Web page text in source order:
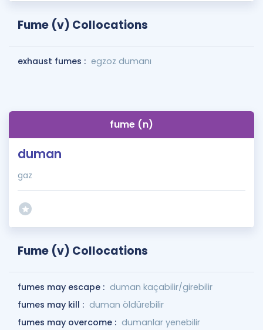
Fume (v) Collocations
exhaust fumes : egzoz dumanı
fume (n)
duman
gaz
Fume (v) Collocations
fumes may escape : duman kaçabilir/girebilir
fumes may kill : duman öldürebilir
fumes may overcome : dumanlar yenebilir